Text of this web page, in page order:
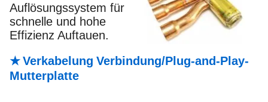
Auflösungssystem für
schnelle und hohe
Effizienz Auftauen.
★Verkabelung Verbindung/Plug-and-Play-
Mutterplatte